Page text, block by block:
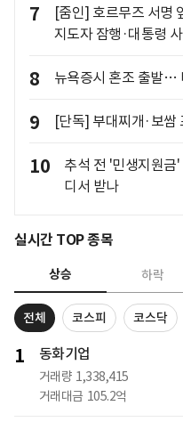
7
[줌인] 호르무즈 서명
지도자 잠행·대통령
8 뉴욕증시 혼조 출발…
9 [단독] 부대찌개·보쌈
10
추석 전 '민생지원
디서 받나
실시간 TOP 종목
상승 하락
전체 코스피 코스닥
1 동화기업
거래량 1,338,415
거래대금 105.2억